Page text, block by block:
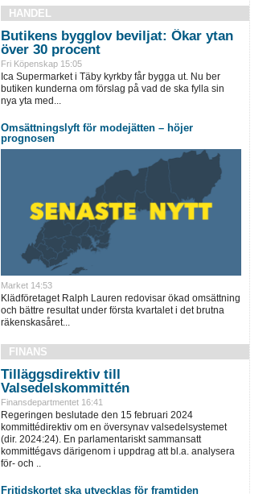
HANDEL
Butikens bygglov beviljat: Ökar ytan
över 30 procent
Fri Köpenskap 15:05
Ica Supermarket i Täby kyrkby får bygga ut. Nu ber
butiken kunderna om förslag på vad de ska fylla sin
nya yta med...
Omsättningslyft för modejätten – höjer
prognosen
Market 14:53
Klädföretaget Ralph Lauren redovisar ökad omsättning
och bättre resultat under första kvartalet i det brutna
räkenskasåret...
FINANS
Tilläggsdirektiv till
Valsedelskommittén
Finansdepartmentet 16:41
Regeringen beslutade den 15 februari 2024
kommittédirektiv om en översynav valsedelsystemet
(dir. 2024:24). En parlamentariskt sammansatt
kommittégavs därigenom i uppdrag att bl.a. analysera
för- och ..
Fritidskortet ska utvecklas för framtiden